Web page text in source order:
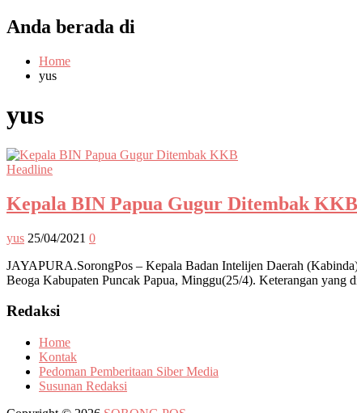
Anda berada di
Home
yus
yus
Headline
Kepala BIN Papua Gugur Ditembak KKB
yus 25/04/2021 0
JAYAPURA.SorongPos – Kepala Badan Intelijen Daerah
Beoga Kabupaten Puncak Papua, Minggu(25/4). Keterangan
Redaksi
Home
Kontak
Pedoman Pemberitaan Siber Media
Susunan Redaksi